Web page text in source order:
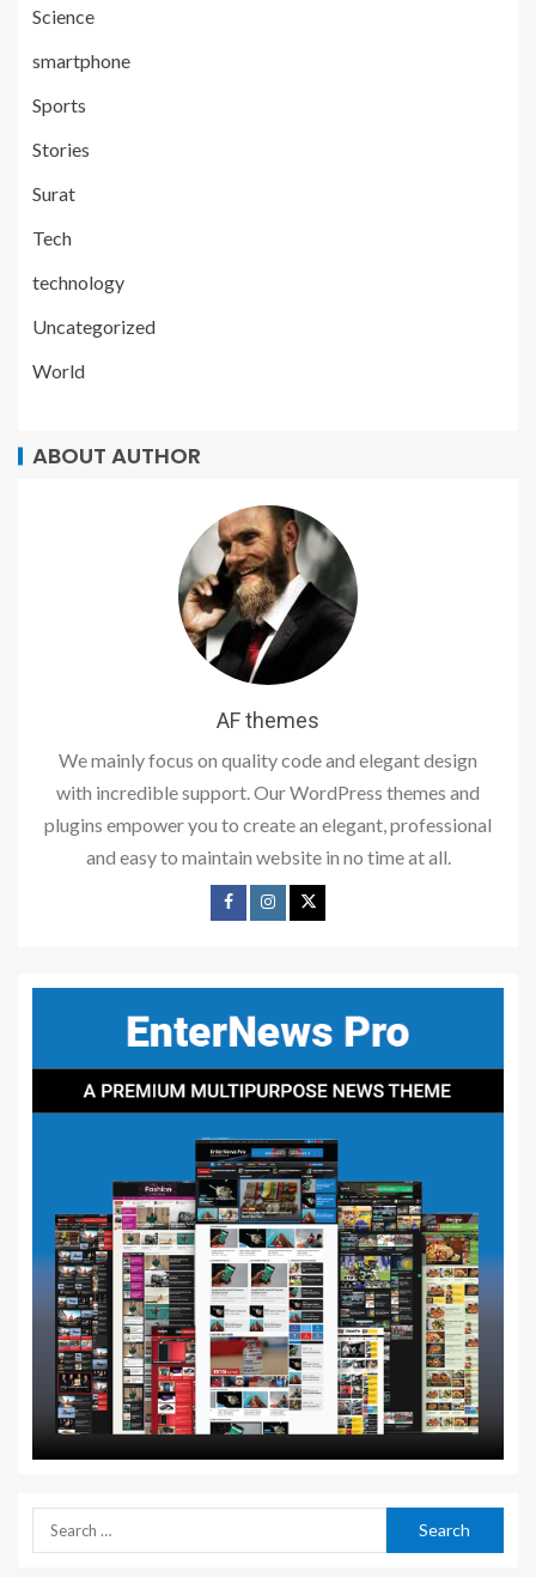
Science
smartphone
Sports
Stories
Surat
Tech
technology
Uncategorized
World
ABOUT AUTHOR
AF themes
We mainly focus on quality code and elegant design
with incredible support. Our WordPress themes and
plugins empower you to create an elegant, professional
and easy to maintain website in no time at all.